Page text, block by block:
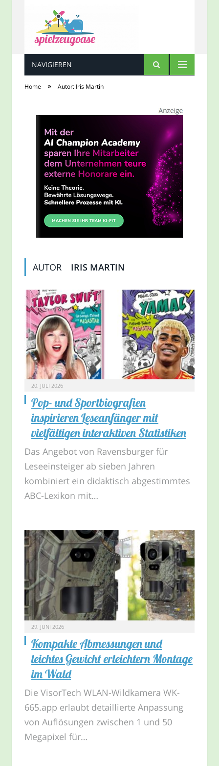
Spielzeugoase
NAVIGIEREN
Home » Autor: Iris Martin
AUTOR IRIS MARTIN
20. JULI 2026
Pop- und Sportbiografien
inspirieren Leseanfänger mit
vielfältigen interaktiven Statistiken
Das Angebot von Ravensburger für
Leseeinsteiger ab sieben Jahren
kombiniert ein didaktisch abgestimmtes
ABC-Lexikon mit…
29. JUNI 2026
Kompakte Abmessungen und
leichtes Gewicht erleichtern Montage
im Wald
Die VisorTech WLAN-Wildkamera WK-
665.app erlaubt detaillierte Anpassung
von Auflösungen zwischen 1 und 50
Megapixel für…